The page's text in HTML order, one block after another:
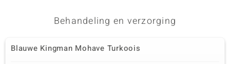
Behandeling en verzorging
Blauwe Kingman Mohave Turkoois